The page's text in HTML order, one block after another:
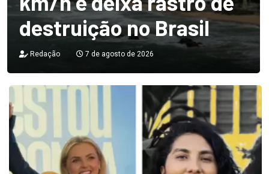
destruição no Brasil
Redação 7 de agosto de 2026